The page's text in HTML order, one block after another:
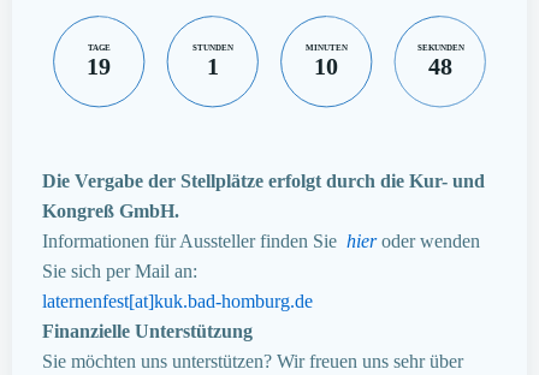
TAGE
19
STUNDEN
1
MINUTEN
10
SEKUNDEN
47
Die Vergabe der Stellplätze erfolgt durch die Kur- und
Kongreß GmbH.
Informationen für Aussteller finden Sie hieroder wenden
Sie sich per Mail an:
laternenfest[at]kuk.bad-homburg.de
Finanzielle Unterstützung
Sie möchten uns unterstützen? Wir freuen uns sehr über